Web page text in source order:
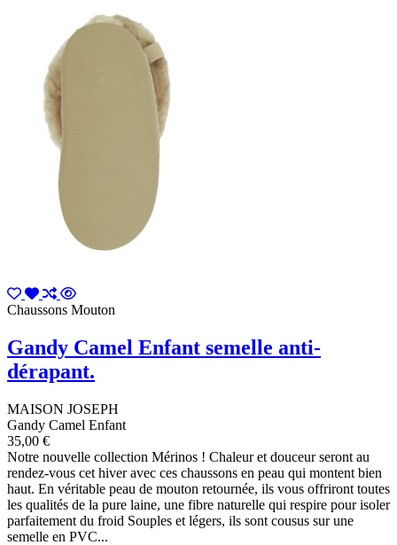
Chaussons Mouton
Gandy Camel Enfant semelle anti-
dérapant.
MAISON JOSEPH
Gandy Camel Enfant
35,00 €
Notre nouvelle collection Mérinos ! Chaleur et douceur seront au
rendez-vous cet hiver avec ces chaussons en peau qui montent bien
haut. En véritable peau de mouton retournée, ils vous offriront toutes
les qualités de la pure laine, une fibre naturelle qui respire pour isoler
parfaitement du froid Souples et légers, ils sont cousus sur une
semelle en PVC...